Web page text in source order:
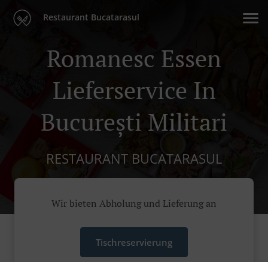
Restaurant Bucatarasul
Romanesc Essen
Lieferservice In
București Militari
RESTAURANT BUCATARASUL
Wir bieten Abholung und Lieferung an
Tischreservierung